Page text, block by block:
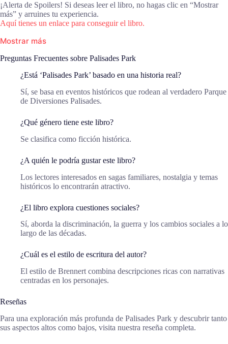
¡Alerta de Spoilers! Si deseas leer el libro, no hagas clic en “Mostrar
más” y arruines tu experiencia.
Aquí tienes un enlace para conseguir el libro.
Mostrar más
Preguntas Frecuentes sobre Palisades Park
¿Está ‘Palisades Park’ basado en una historia real?
Sí, se basa en eventos históricos que rodean al verdadero Parque
de Diversiones Palisades.
¿Qué género tiene este libro?
Se clasifica como ficción histórica.
¿A quién le podría gustar este libro?
Los lectores interesados en sagas familiares, nostalgia y temas
históricos lo encontrarán atractivo.
¿El libro explora cuestiones sociales?
Sí, aborda la discriminación, la guerra y los cambios sociales a lo
largo de las décadas.
¿Cuál es el estilo de escritura del autor?
El estilo de Brennert combina descripciones ricas con narrativas
centradas en los personajes.
Reseñas
Para una exploración más profunda de Palisades Park y descubrir tanto
sus aspectos altos como bajos, visita nuestra reseña completa.